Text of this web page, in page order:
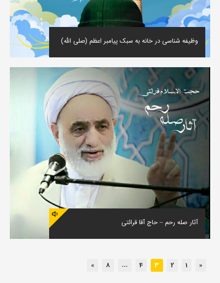
وظیفه شناسی در خانه به سبک پیامبر اعظم (صلی الله)
آثار صله رحم – حاج آقا قرائتی
«
1
2
3
4
…
8
»